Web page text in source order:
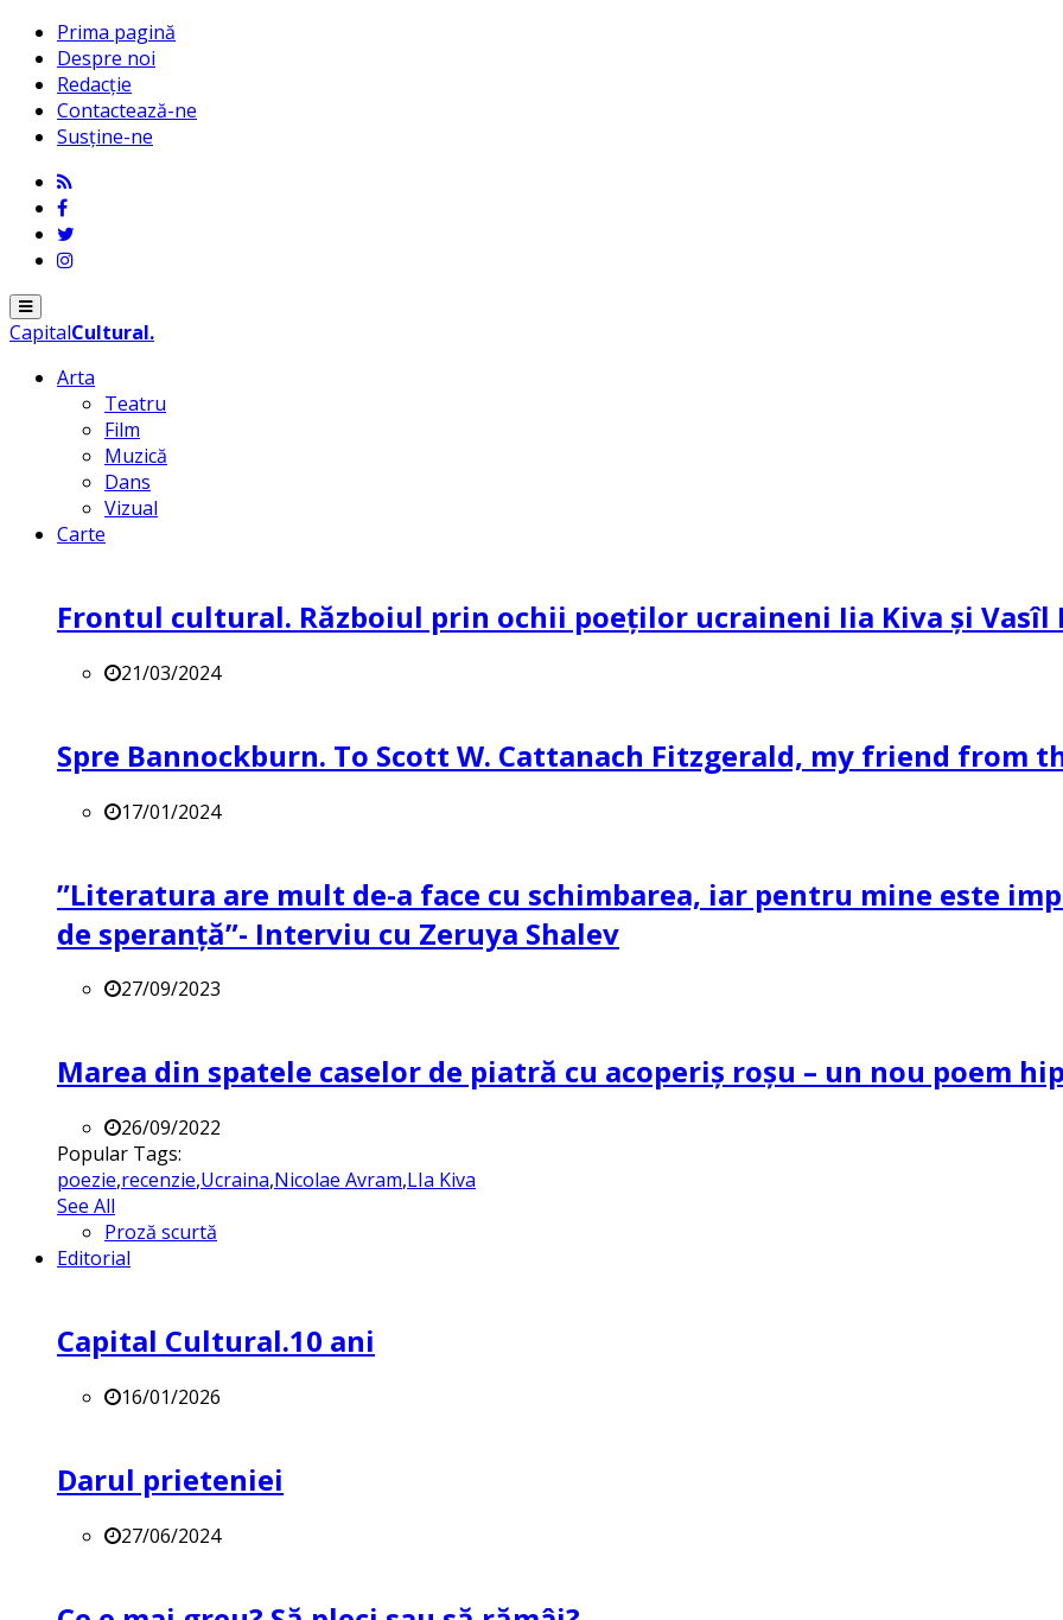
Prima pagină
Despre noi
Redacție
Contactează-ne
Susține-ne
Menu
CapitalCultural.
Arta
Teatru
Film
Muzică
Dans
Vizual
Carte
Frontul cultural. Războiul prin ochii poeților ucraineni Iia Kiva și Vasîl
21/03/2024
Spre Bannockburn. To Scott W. Cattanach Fitzgerald, my friend from
17/01/2024
”Literatura are mult de-a face cu schimbarea, iar pentru mine este
de speranță”- Interviu cu Zeruya Shalev
27/09/2023
Marea din spatele caselor de piatră cu acoperiș roșu – un nou poem
26/09/2022
Popular Tags:
poezie,recenzie,Ucraina,Nicolae Avram,LIa Kiva
See All
Proză scurtă
Editorial
Capital Cultural.10 ani
16/01/2026
Darul prieteniei
27/06/2024